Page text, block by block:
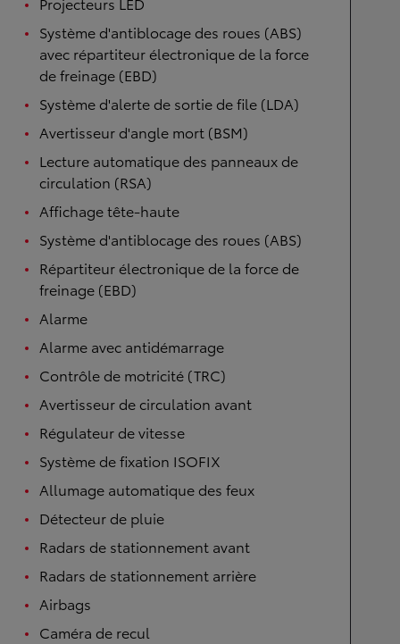
Système d'antiblocage des roues (ABS)
avec répartiteur électronique de la force
de freinage (EBD)
Système d'alerte de sortie de file (LDA)
Avertisseur d'angle mort (BSM)
Lecture automatique des panneaux de
circulation (RSA)
Affichage tête-haute
Système d'antiblocage des roues (ABS)
Répartiteur électronique de la force de
freinage (EBD)
Alarme
Alarme avec antidémarrage
Contrôle de motricité (TRC)
Avertisseur de circulation avant
Régulateur de vitesse
Système de fixation ISOFIX
Allumage automatique des feux
Détecteur de pluie
Radars de stationnement avant
Radars de stationnement arrière
Airbags
Caméra de recul